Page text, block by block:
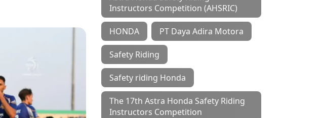
Instructors Competition (AHSRIC)
HONDA PT Daya Adira Motora
Safety Riding
Safety riding Honda
The 17th Astra Honda Safety Riding
Instructors Competition